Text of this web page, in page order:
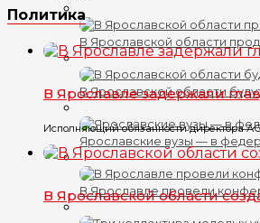
В Ярославской области
В Ярославской области
Ярославские вузы — в
В Ярославле провели
Политика
В Ярославле задержали
Исполняющий обязанности директора
В Ярославской области